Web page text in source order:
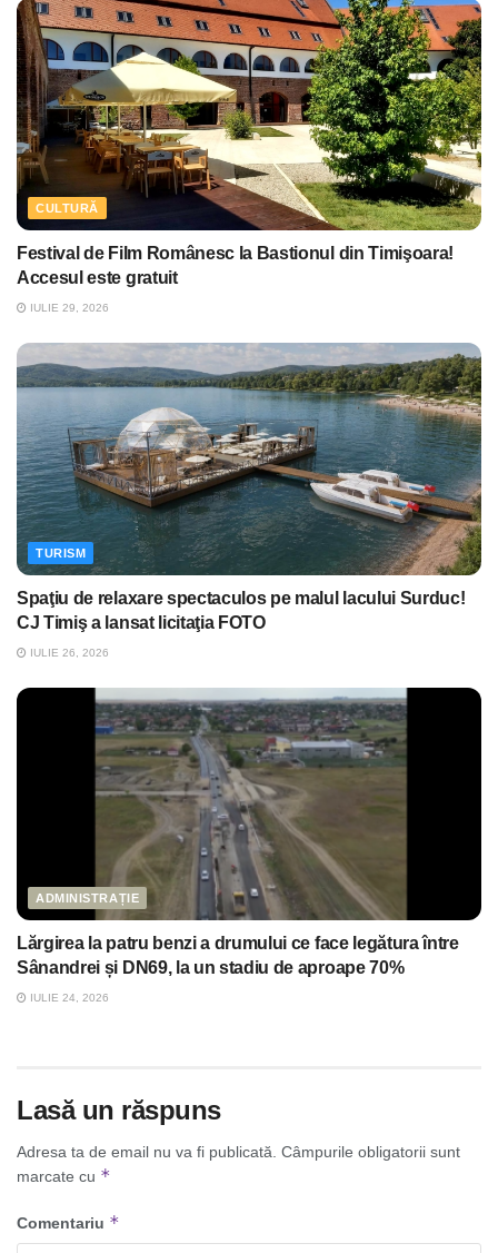
CULTURĂ
Festival de Film Românesc la Bastionul din Timişoara!
Accesul este gratuit
IULIE 29, 2026
TURISM
Spaţiu de relaxare spectaculos pe malul lacului Surduc!
CJ Timiş a lansat licitaţia FOTO
IULIE 26, 2026
ADMINISTRAȚIE
Lărgirea la patru benzi a drumului ce face legătura între
Sânandrei și DN69, la un stadiu de aproape 70%
IULIE 24, 2026
Lasă un răspuns
Adresa ta de email nu va fi publicată. Câmpurile obligatorii sunt
marcate cu *
Comentariu *